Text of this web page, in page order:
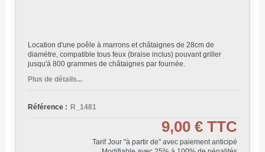
Location d'une poêle à marrons et châtaignes de 28cm de
diamètre, compatible tous feux (braise inclus) pouvant griller
jusqu'à 800 grammes de châtaignes par fournée.
Plus de détails...
Référence : R_1481
9,00 € TTC
Tarif Jour "à partir de" avec paiement anticipé